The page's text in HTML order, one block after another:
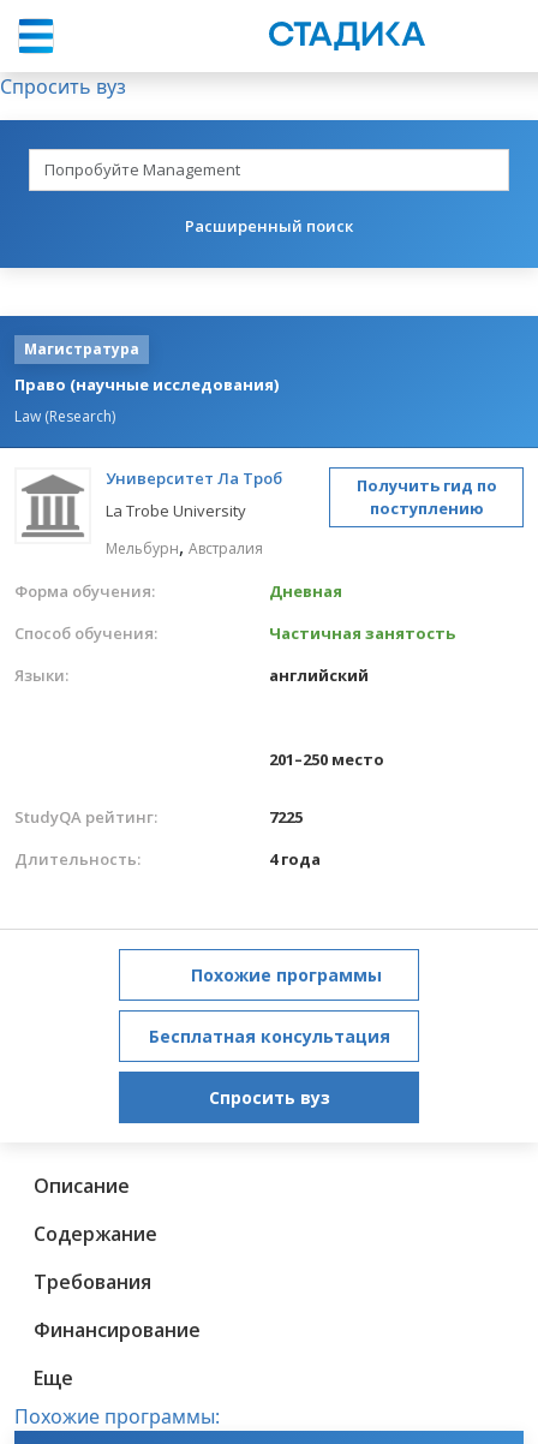
Спросить вуз
Расширенный поиск
Магистратура
Право (научные исследования)
Law (Research)
Университет Ла Троб
La Trobe University
Мельбурн, Австралия
Получить гид по
поступлению
Форма обучения:
Дневная
Способ обучения:
Частичная занятость
Языки:
английский
201–250 место
StudyQA рейтинг:
7225
Длительность:
4 года
Похожие программы
Бесплатная консультация
Спросить вуз
Описание
Содержание
Требования
Финансирование
Еще
Похожие программы: